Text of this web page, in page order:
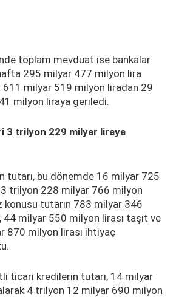
toplam mevduat ise bankalar
295 milyar 477 milyon lira
milyar 519 milyon liradan 29
milyon liraya geriledi.
3 trilyon 229 milyar liraya
tutarı, bu dönemde 16 milyar 725
trilyon 228 milyar 766 milyon
konusu tutarın 783 milyar 346
44 milyar 550 milyon lirası taşıt ve
870 milyon lirası ihtiyaç
ticari kredilerin tutarı, 14 milyar
4 trilyon 12 milyar 690 milyon